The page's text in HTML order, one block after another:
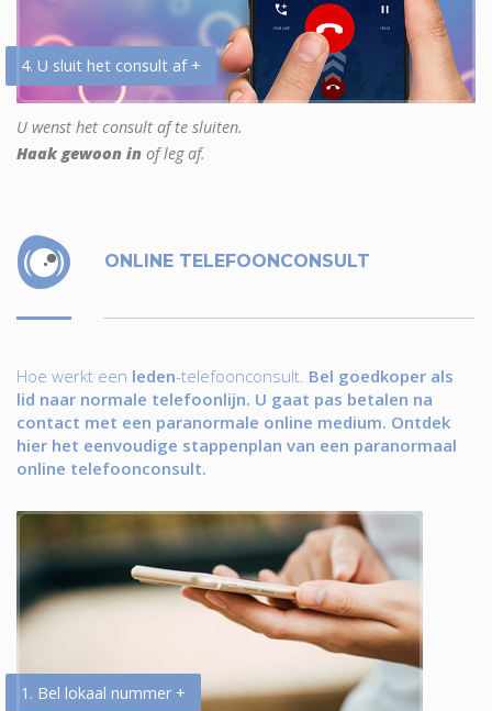
4. U sluit het consult af +
U wenst het consult af te sluiten.
Haak gewoon in of leg af.
ONLINE TELEFOONCONSULT
Hoe werkt een leden-telefoonconsult. Bel goedkoper als
lid naar normale telefoonlijn. U gaat pas betalen na
contact met een paranormale online medium. Ontdek
hier het eenvoudige stappenplan van een paranormaal
online telefoonconsult.
1. Bel lokaal nummer +